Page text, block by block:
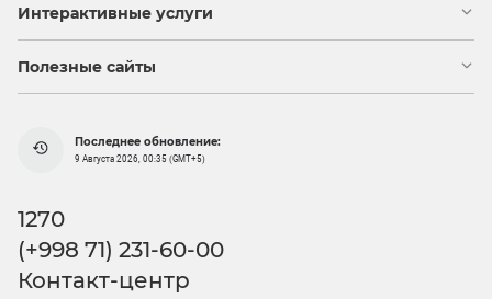
Интерактивные услуги
Полезные сайты
Последнее обновление:
9 Августа 2026, 00:35 (GMT+5)
1270
(+998 71) 231-60-00
Контакт-центр